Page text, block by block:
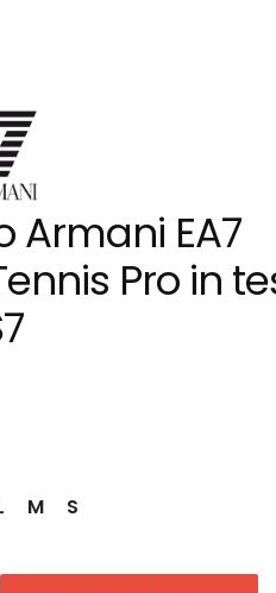
Armani EA7
Pro in
M S